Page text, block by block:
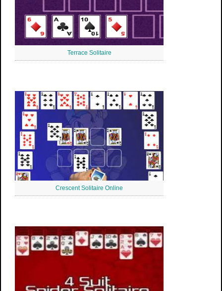
Terrace Solitaire
Crescent Solitaire Online